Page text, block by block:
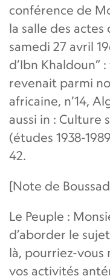
conférence de
la salle des actes
samedi 27 avril
d’Ibn Khaldoun”
revenait parmi
africaine, n’14,
aussi in : Culture
(études 1938-
42.
[Note de
Le Peuple :
d’aborder le
là, pourriez-vous
vos activités